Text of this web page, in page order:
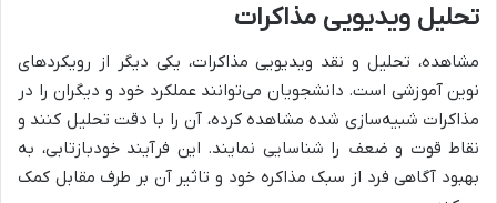
تحلیل ویدیویی مذاکرات
مشاهده، تحلیل و نقد ویدیویی مذاکرات، یکی دیگر از رویکردهای
نوین آموزشی است. دانشجویان می‌توانند عملکرد خود و دیگران را در
مذاکرات شبیه‌سازی شده مشاهده کرده، آن را با دقت تحلیل کنند و
نقاط قوت و ضعف را شناسایی نمایند. این فرآیند خودبازتابی، به
بهبود آگاهی فرد از سبک مذاکره خود و تاثیر آن بر طرف مقابل کمک